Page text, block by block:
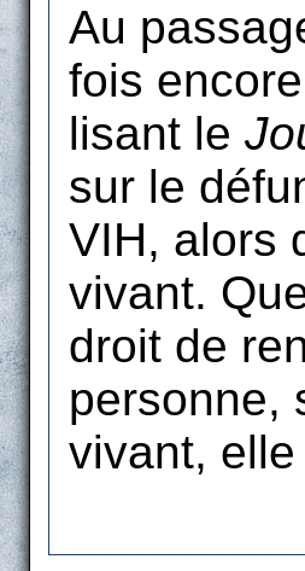
Au
fois
lisant le
sur le
VIH, alors
vivant.
droit de
personne,
vivant,